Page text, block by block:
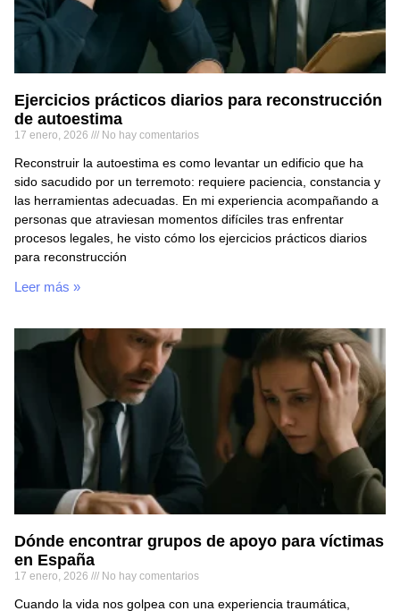
Ejercicios prácticos diarios para reconstrucción
de autoestima
17 enero, 2026 No hay comentarios
Reconstruir la autoestima es como levantar un edificio que ha
sido sacudido por un terremoto: requiere paciencia, constancia y
las herramientas adecuadas. En mi experiencia acompañando a
personas que atraviesan momentos difíciles tras enfrentar
procesos legales, he visto cómo los ejercicios prácticos diarios
para reconstrucción
Leer más »
Dónde encontrar grupos de apoyo para víctimas
en España
17 enero, 2026 No hay comentarios
Cuando la vida nos golpea con una experiencia traumática,